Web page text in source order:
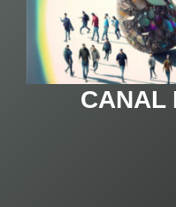
CANAL